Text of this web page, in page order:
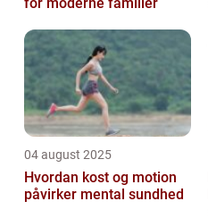
04 august 2025
Hvordan kost og motion
påvirker mental sundhed